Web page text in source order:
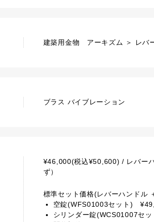
建築用金物 アーキズム ＞ レバ
ブラス バイブレーション
¥46,000(税込¥50,600) / レバー
ず）
標準セット価格(レバーハンドル
空錠(WFS01003セット)
シリンダー錠(WCS01007セ